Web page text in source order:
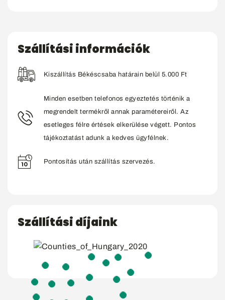
Szállítási információk
Kiszállítás Békéscsaba határain belül 5.000 Ft
Minden esetben telefonos egyeztetés történik a
megrendelt termékről annak paramétereiről. Az
esetleges félre értések elkerülése végett. Pontos
tájékoztatást adunk a kedves ügyfélnek.
Pontosítás után szállítás szervezés.
Szállítási díjaink